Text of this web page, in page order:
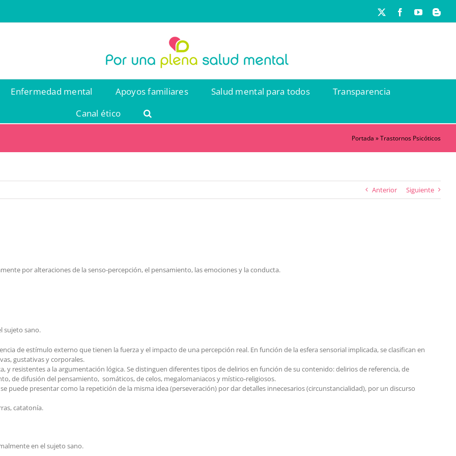
FacebookYouTube
Enfermedad mental Apoyos familiares Salud mental para todos
Transparencia
Canal ético
Portada »Trastornos Psicóticos
Anterior Siguiente
por alteraciones de la senso-percepción, el pensamiento, las emociones y la conducta.
sujeto sano.
de estímulo externo que tienen la fuerza y el impacto de una percepción real. En función de la esfera sensorial implicada, se clasifican en
gustativas y corporales.
y resistentes a la argumentación lógica. Se distinguen diferentes tipos de delirios en función de su contenido: delirios de referencia, de
de difusión del pensamiento, somáticos, de celos, megalomaniacos y místico-religiosos.
puede presentar como la repetición de la misma idea (perseveración) por dar detalles innecesarios (circunstancialidad), por un discurso
catatonía.
en el sujeto sano.